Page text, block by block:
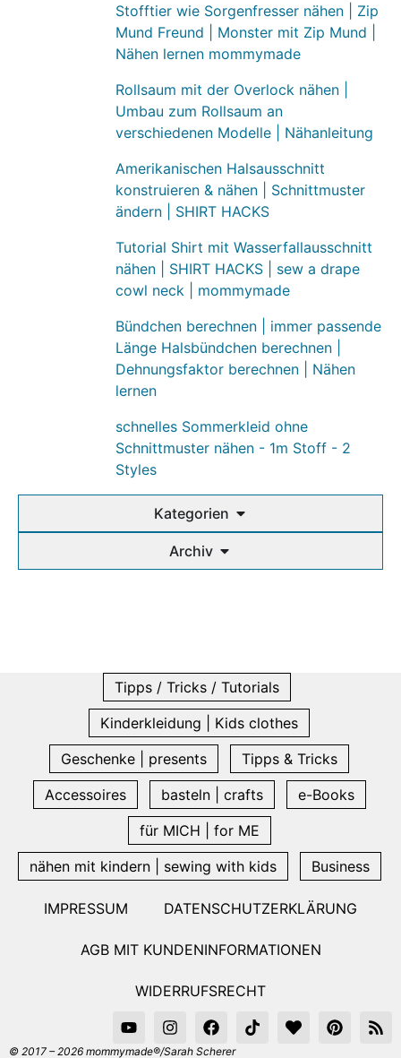
Stofftier wie Sorgenfresser nähen | Zip
Mund Freund | Monster mit Zip Mund |
Nähen lernen mommymade
Rollsaum mit der Overlock nähen |
Umbau zum Rollsaum an
verschiedenen Modelle | Nähanleitung
Amerikanischen Halsausschnitt
konstruieren & nähen | Schnittmuster
ändern | SHIRT HACKS
Tutorial Shirt mit Wasserfallausschnitt
nähen | SHIRT HACKS | sew a drape
cowl neck | mommymade
Bündchen berechnen | immer passende
Länge Halsbündchen berechnen |
Dehnungsfaktor berechnen | Nähen
lernen
schnelles Sommerkleid ohne
Schnittmuster nähen - 1m Stoff - 2
Styles
Kategorien
Archiv
Tipps / Tricks / Tutorials
Kinderkleidung | Kids clothes
Geschenke | presents
Tipps & Tricks
Accessoires
basteln | crafts
e-Books
für MICH | for ME
nähen mit kindern | sewing with kids
Business
IMPRESSUM DATENSCHUTZERKLÄRUNG
AGB MIT KUNDENINFORMATIONEN
WIDERRUFSRECHT
© 2017 – 2026 mommymade®/Sarah Scherer